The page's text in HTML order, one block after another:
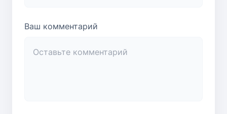
Ваш комментарий